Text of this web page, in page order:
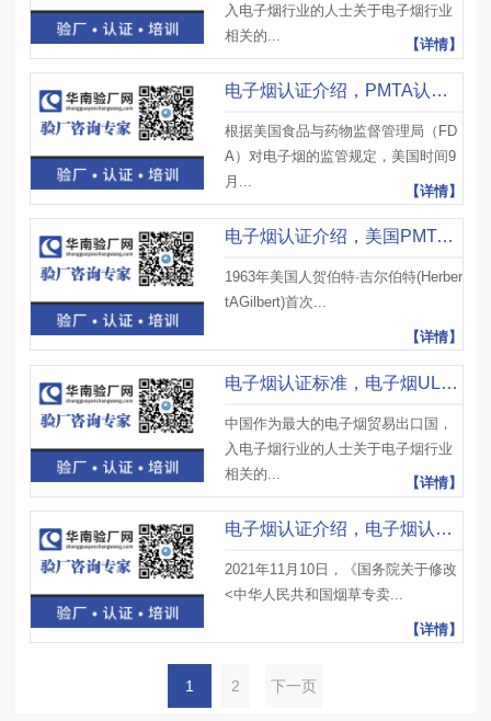
入电子烟行业的人士关于电子烟行业
相关的...
【详情】
电子烟认证介绍，PMTA认证审核资料、PMTA认证申请流程及注意事项
根据美国食品与药物监督管理局（FD
A）对电子烟的监管规定，美国时间9
月...
【详情】
电子烟认证介绍，美国PMTA认证产生背景及申请PMTA认证企业
1963年美国人贺伯特·吉尔伯特(Herber
tAGilbert)首次...
【详情】
电子烟认证标准，电子烟UL8139认证涵盖范围及UL8139认证标准
中国作为最大的电子烟贸易出口国，
入电子烟行业的人士关于电子烟行业
相关的...
【详情】
电子烟认证介绍，电子烟认证标准制定背景、过程和主要内容
2021年11月10日，《国务院关于修改
<中华人民共和国烟草专卖...
【详情】
1 2 下一页